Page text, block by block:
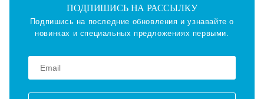
ПОДПИШИСЬ НА РАССЫЛКУ
Подпишись на последние обновления и узнавайте о
новинках и специальных предложениях первыми.